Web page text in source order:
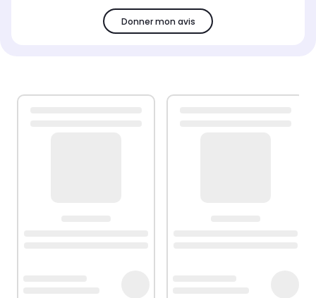
Donner mon avis